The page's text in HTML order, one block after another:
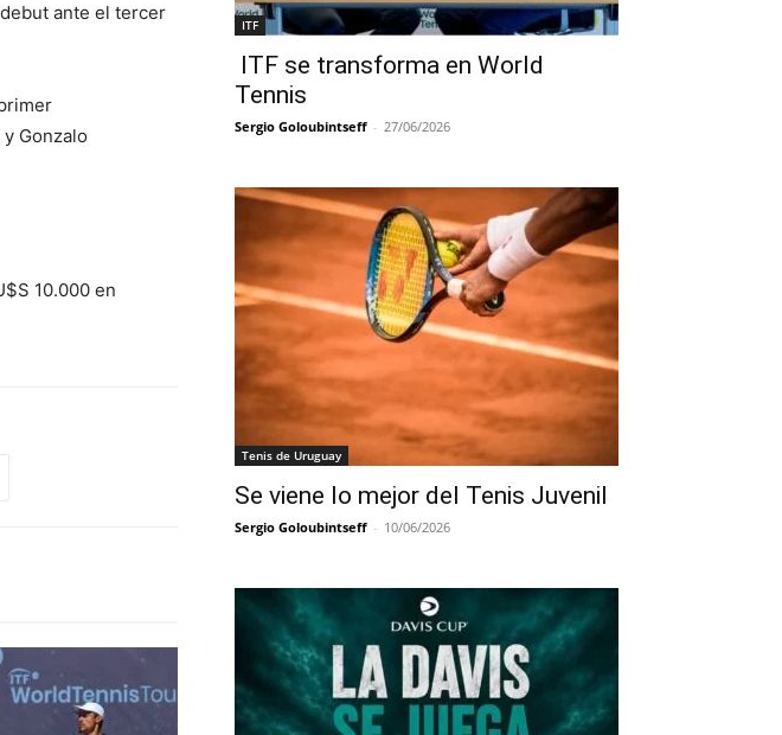
ante el tercer
Gonzalo
10.000 en
ITF
ITF se transforma en World
Tennis
Sergio Goloubintseff - 27/06/2026
Tenis de Uruguay
Se viene lo mejor del Tenis Juvenil
Sergio Goloubintseff - 10/06/2026